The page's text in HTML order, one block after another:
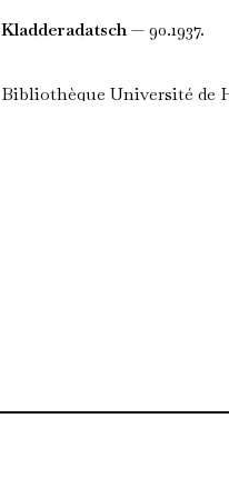
Kladderadatsch— 90.1937.
Bibliothèque Université de